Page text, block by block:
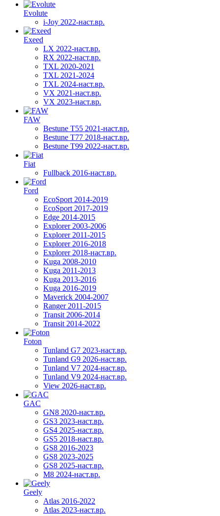
Evolute
i-Joy 2022-наст.вр.
Exeed
LX 2022-наст.вр.
RX 2022-наст.вр.
TXL 2020-2021
TXL 2021-2024
TXL 2024-наст.вр.
VX 2021-наст.вр.
VX 2023-наст.вр.
FAW
Bestune T55 2021-наст.вр.
Bestune T77 2018-наст.вр.
Bestune T99 2022-наст.вр.
Fiat
Fullback 2016-наст.вр.
Ford
EcoSport 2014-2019
EcoSport 2017-2019
Edge 2014-2015
Explorer 2003-2006
Explorer 2011-2015
Explorer 2016-2018
Explorer 2018-наст.вр.
Kuga 2008-2010
Kuga 2011-2013
Kuga 2013-2016
Kuga 2016-2019
Maverick 2004-2007
Ranger 2011-2015
Transit 2006-2014
Transit 2014-2022
Foton
Tunland G7 2023-наст.вр.
Tunland G9 2026-наст.вр.
Tunland V7 2024-наст.вр.
Tunland V9 2024-наст.вр.
View 2026-наст.вр.
GAC
GN8 2020-наст.вр.
GS3 2023-наст.вр.
GS4 2025-наст.вр.
GS5 2018-наст.вр.
GS8 2016-2023
GS8 2023-2025
GS8 2025-наст.вр.
M8 2024-наст.вр.
Geely
Atlas 2016-2022
Atlas 2023-наст.вр.